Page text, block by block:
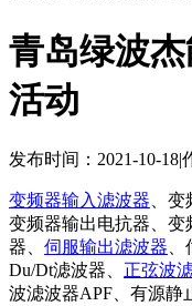
青岛绿波
活动
发布时间：2021-10-18|
变频器输入滤波器 、
变频器输出电抗器、
器、 伺服输出滤波器
Du/Dt滤波器、 正弦波
波滤波器APF、有源静